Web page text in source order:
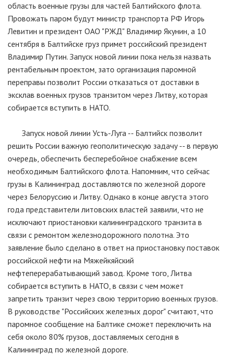
область военные грузы для частей Балтийского флота.
Провожать паром будут министр транспорта РФ Игорь
Левитин и президент ОАО "РЖД" Владимир Якунин, а 10
сентября в Балтийске груз примет российский президент
Владимир Путин. Запуск новой линии пока нельзя назвать
рентабельным проектом, зато организация паромной
переправы позволит России отказаться от доставки в
эксклав военных грузов транзитом через Литву, которая
собирается вступить в НАТО.
Запуск новой линии Усть-Луга -- Балтийск позволит
решить России важную геополитическую задачу -- в первую
очередь, обеспечить бесперебойное снабжение всем
необходимым Балтийского флота. Напомним, что сейчас
грузы в Калининград доставляются по железной дороге
через Белоруссию и Литву. Однако в конце августа этого
года представители литовских властей заявили, что не
исключают приостановки калининградского транзита в
связи с ремонтом железнодорожного полотна. Это
заявление было сделано в ответ на приостановку поставок
российской нефти на Мяжейкяйский
нефтеперерабатывающий завод. Кроме того, Литва
собирается вступить в НАТО, в связи с чем может
запретить транзит через свою территорию военных грузов.
В руководстве "Российских железных дорог" считают, что
паромное сообщение на Балтике сможет переключить на
себя около 80% грузов, доставляемых сегодня в
Калининград по железной дороге.